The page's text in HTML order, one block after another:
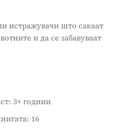
истражувачи што сакаат
и да се забавуваат
3+ години
16